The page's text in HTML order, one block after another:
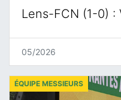
Lens-FCN (1-0) :
05/2026
ÉQUIPE MESSIEURS